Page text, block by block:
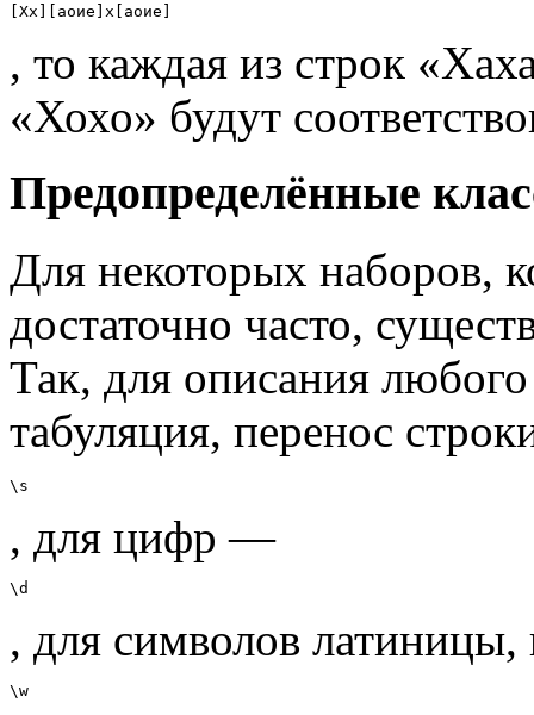
[Хх][аоие]х[аоие]
, то каждая из строк
«Хохо» будут
Предопределённые
Для некоторых наборов,
достаточно часто,
Так, для описания
табуляция, перенос
\s
, для цифр —
\d
, для символов
\w